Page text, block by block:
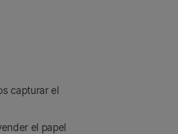
capturar el
el papel